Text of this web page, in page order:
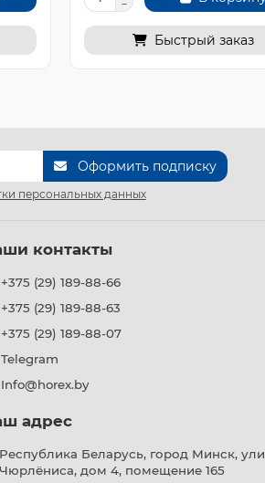
Быстрый заказ
Оформить подписку
персональных данных
контакты
+375 (29) 189-88-66
+375 (29) 189-88-63
+375 (29) 189-88-07
Telegram
Info@horex.by
адрес
Республика Беларусь, город Минск,
Чюрлёниса, дом 4, помещение 165